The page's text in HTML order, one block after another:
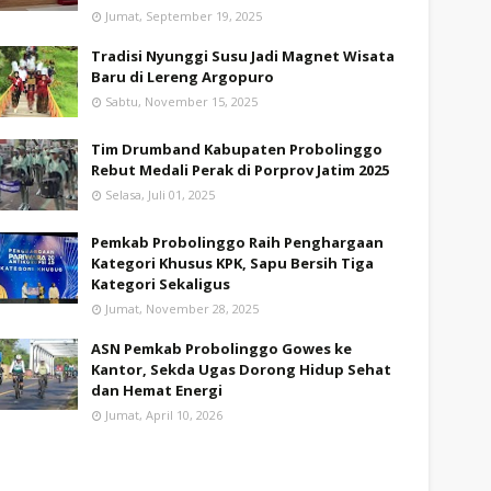
Jumat, September 19, 2025
Tradisi Nyunggi Susu Jadi Magnet Wisata
Baru di Lereng Argopuro
Sabtu, November 15, 2025
Tim Drumband Kabupaten Probolinggo
Rebut Medali Perak di Porprov Jatim 2025
Selasa, Juli 01, 2025
Pemkab Probolinggo Raih Penghargaan
Kategori Khusus KPK, Sapu Bersih Tiga
Kategori Sekaligus
Jumat, November 28, 2025
ASN Pemkab Probolinggo Gowes ke
Kantor, Sekda Ugas Dorong Hidup Sehat
dan Hemat Energi
Jumat, April 10, 2026